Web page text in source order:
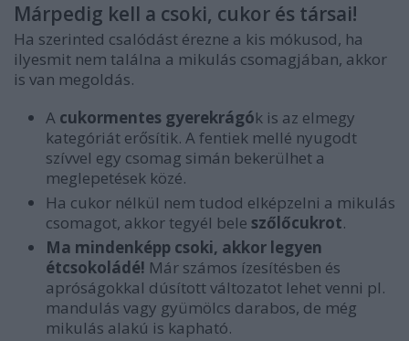
Márpedig kell a csoki, cukor és társai!
Ha szerinted csalódást érezne a kis mókusod, ha
ilyesmit nem találna a mikulás csomagjában, akkor
is van megoldás.
A cukormentes gyerekrágók is az elmegy
kategóriát erősítik. A fentiek mellé nyugodt
szívvel egy csomag simán bekerülhet a
meglepetések közé.
Ha cukor nélkül nem tudod elképzelni a mikulás
csomagot, akkor tegyél bele szőlőcukrot.
Ma mindenképp csoki, akkor legyen
étcsokoládé! Már számos ízesítésben és
apróságokkal dúsított változatot lehet venni pl.
mandulás vagy gyümölcs darabos, de még
mikulás alakú is kapható.